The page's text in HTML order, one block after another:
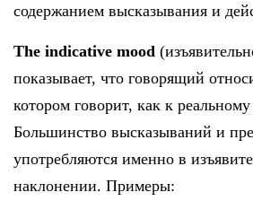
содержанием высказывания и
The indicative mood
показывает, что говорящий
котором говорит, как к
Большинство высказываний и
употребляются именно в
наклонении. Примеры: